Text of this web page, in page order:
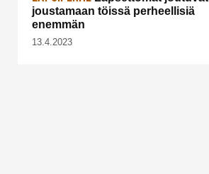
joustamaan töissä perheellisiä
enemmän
13.4.2023